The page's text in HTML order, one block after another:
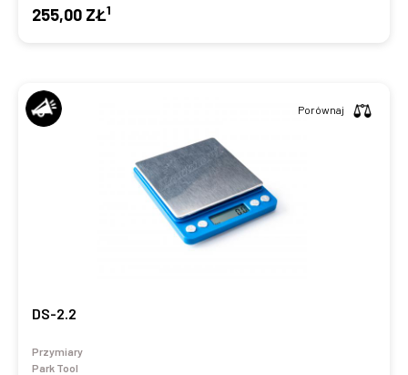
255,00 ZŁ1
DS-2.2
Przymiary
Park Tool
Porównaj